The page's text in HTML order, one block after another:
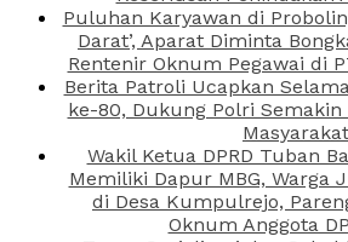
Puluhan Karyawan di
Darat’, Aparat Diminta
Rentenir Oknum Pegawai di
Berita Patroli Ucapkan
ke-80, Dukung Polri
Masyarakat
Wakil Ketua DPRD Tuban
Memiliki Dapur MBG, Warga
di Desa Kumpulrejo,
Oknum Anggota